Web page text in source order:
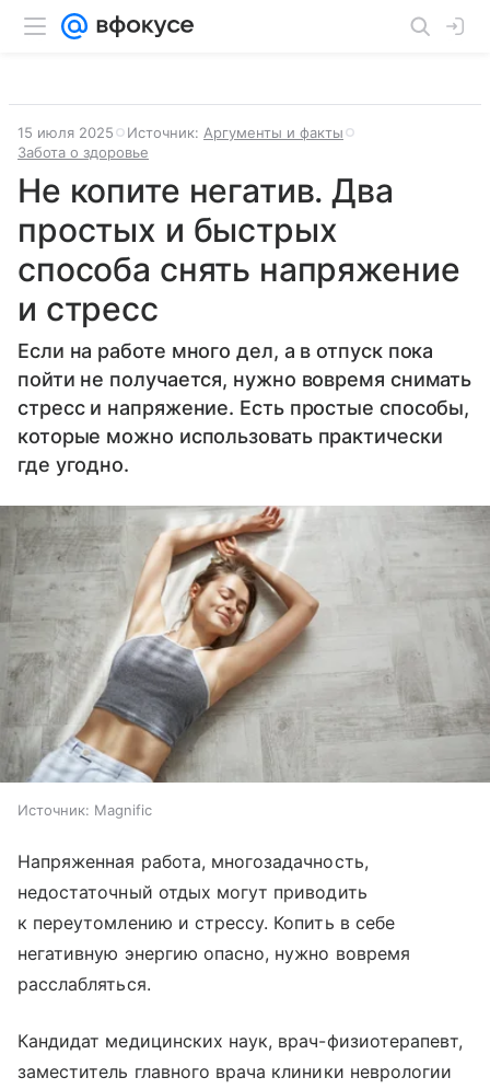
15 июля 2025 Источник: Аргументы и факты
Забота о здоровье
Не копите негатив. Два
простых и быстрых
способа снять напряжение
и стресс
Если на работе много дел, а в отпуск пока
пойти не получается, нужно вовремя снимать
стресс и напряжение. Есть простые способы,
которые можно использовать практически
где угодно.
Источник: Magnific
Напряженная работа, многозадачность,
недостаточный отдых могут приводить
к переутомлению и стрессу. Копить в себе
негативную энергию опасно, нужно вовремя
расслабляться.
Кандидат медицинских наук, врач-физиотерапевт,
заместитель главного врача клиники неврологии